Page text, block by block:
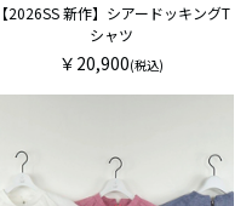
【2026SS 新作】シアードッキングT
シャツ
￥20,900(税込)